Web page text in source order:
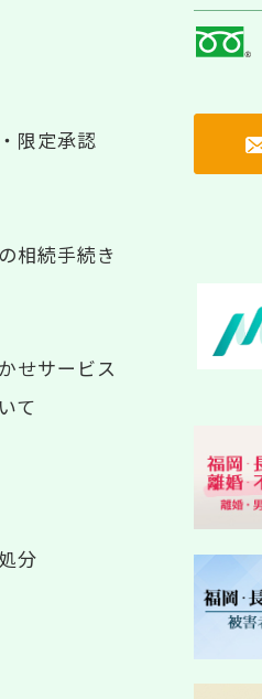
限定承認
相続手続き
せサービス
て
分